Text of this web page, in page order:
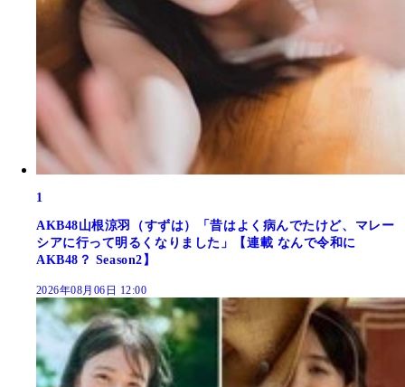
1
AKB48山根涼羽（すずは）「昔はよく病んでたけど、マレー
シアに行って明るくなりました」【連載 なんで令和に
AKB48？ Season2】
2026年08月06日 12:00